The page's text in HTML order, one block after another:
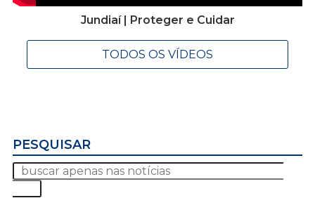
Jundiaí | Proteger e Cuidar
TODOS OS VÍDEOS
PESQUISAR